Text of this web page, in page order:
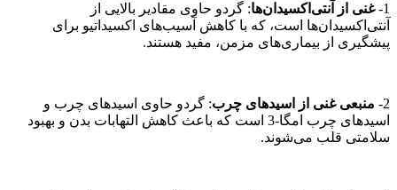
1- غنی از آنتی‌اکسیدان‌ها: گردو حاوی مقادیر بالایی از
آنتی‌اکسیدان‌ها است، که با کاهش آسیب‌های اکسیداتیو برای
پیشگیری از بیماری‌های مزمن، مفید هستند.
2- منبعی غنی از اسیدهای چرب: گردو حاوی اسیدهای چرب و
اسیدهای چرب امگا-3 است که باعث کاهش التهابات بدن و بهبود
سلامتی قلب می‌شوند.